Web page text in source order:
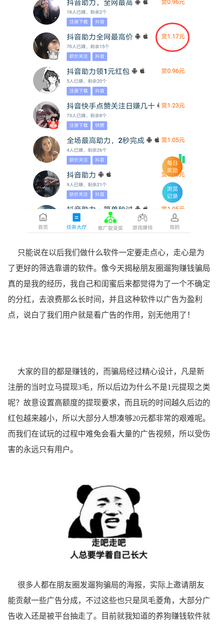
只能说在以后我们做什么软件一定要走点心，走心是为
了更好的筛选靠谱的软件。像今天揭秘朋友圈遛狗赚钱骗局
真的是我的经历，我自己和闺蜜后来都觉得为了一个不确定
的分红，去浪费那么长时间，并且这种软件以广告为盈利
点，说白了我们用户就是看广告的作用，别无他用了！
大家的目的都是赚钱的，而骗局经过精心设计，凡是新
注册的当时立马提现3毛，所以后边为什么不是1元提现之类
呢？故意设置高额度的提现要求，而且玩的时间越久后边的
红包越来越小，所以大部分人想凑够20元都非常的艰难呢。
而我们在试玩的过程中难免会看大量的广告视频，所以受伤
害的永远只有用户。
很多人都在朋友圈发遛狗骗局的海报，实际上邀请朋友
能贡献一些广告分成，不过这些也只是凤毛菱角，大部分广
告收入还是被平台抽走了。目前就我知道的养狗赚钱软件就